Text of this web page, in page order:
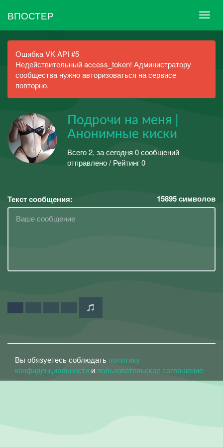
ВПОСТЕР
Ошибка VK API #5
Недействительный access_token! Администратору
сообщества нужно авторизоваться на сервисе
повторно.
Подрочи на меня |
Анонимные киски
Всего 2, за сегодня 0 сообщений
отправлено / Рейтинг 0
Текст сообщения: 15895символов
Вы обязуетесь соблюдать политику
конфиденциальности и пользовательское соглашение